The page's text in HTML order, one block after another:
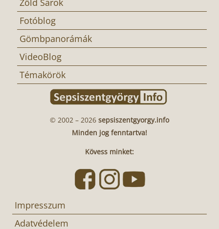
Fotóblog
Gömbpanorámák
VideoBlog
Témakörök
© 2002 – 2026 sepsiszentgyorgy.info
Minden jog fenntartva!
Kövess minket:
Impresszum
Adatvédelem